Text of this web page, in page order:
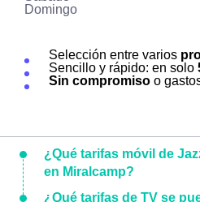
Domingo
Selección entre varios
Sencillo y rápido: en solo
Sin compromiso o
¿Qué tarifas móvil de
en Miralcamp?
¿Qué tarifas de TV se